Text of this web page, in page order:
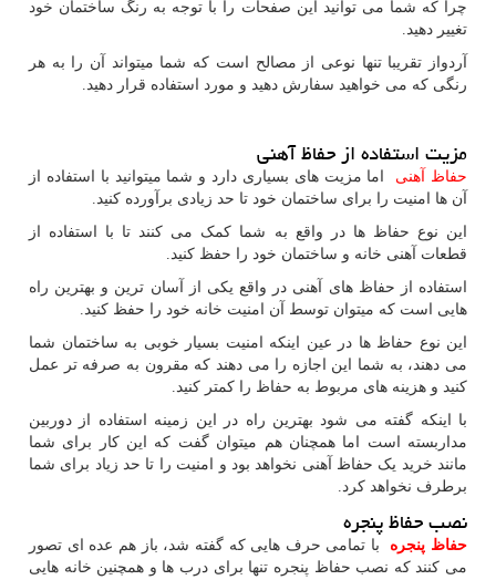
چرا که شما می توانید این صفحات را با توجه به رنگ ساختمان خود
تغییر دهید.
آردواز تقریبا تنها نوعی از مصالح است که شما میتواند آن را به هر
رنگی که می خواهید سفارش دهید و مورد استفاده قرار دهید.
مزیت استفاده از حفاظ آهنی
حفاظ آهنی اما مزیت های بسیاری دارد و شما میتوانید با استفاده از
آن ها امنیت را برای ساختمان خود تا حد زیادی برآورده کنید.
این نوع حفاظ ها در واقع به شما کمک می کنند تا با استفاده از
قطعات آهنی خانه و ساختمان خود را حفظ کنید.
استفاده از حفاظ های آهنی در واقع یکی از آسان ترین و بهترین راه
هایی است که میتوان توسط آن امنیت خانه خود را حفظ کنید.
این نوع حفاظ ها در عین اینکه امنیت بسیار خوبی به ساختمان شما
می دهند، به شما این اجازه را می دهند که مقرون به صرفه تر عمل
کنید و هزینه های مربوط به حفاظ را کمتر کنید.
با اینکه گفته می شود بهترین راه در این زمینه استفاده از دوربین
مداربسته است اما همچنان هم میتوان گفت که این کار برای شما
مانند خرید یک حفاظ آهنی نخواهد بود و امنیت را تا حد زیاد برای شما
برطرف نخواهد کرد.
نصب حفاظ پنجره
حفاظ پنجره با تمامی حرف هایی که گفته شد، باز هم عده ای تصور
می کنند که نصب حفاظ پنجره تنها برای درب ها و همچنین خانه هایی